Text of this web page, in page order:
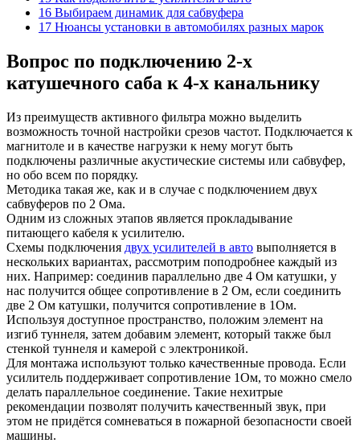
16 Выбираем динамик для сабвуфера
17 Нюансы установки в автомобилях разных марок
Вопрос по подключению 2-х
катушечного саба к 4-х канальнику
Из преимуществ активного фильтра можно выделить
возможность точной настройки срезов частот. Подключается к
магнитоле и в качестве нагрузки к нему могут быть
подключены различные акустические системы или сабвуфер,
но обо всем по порядку.
Методика такая же, как и в случае с подключением двух
сабвуферов по 2 Ома.
Одним из сложных этапов является прокладывание
питающего кабеля к усилителю.
Схемы подключения двух усилителей в авто выполняется в
нескольких вариантах, рассмотрим поподробнее каждый из
них. Например: соединив параллельно две 4 Ом катушки, у
нас получится общее сопротивление в 2 Ом, если соединить
две 2 Ом катушки, получится сопротивление в 1Ом.
Используя доступное пространство, положим элемент на
изгиб туннеля, затем добавим элемент, который также был
стенкой туннеля и камерой с электроникой.
Для монтажа используют только качественные провода. Если
усилитель поддерживает сопротивление 1Ом, то можно смело
делать параллельное соединение. Такие нехитрые
рекомендации позволят получить качественный звук, при
этом не придётся сомневаться в пожарной безопасности своей
машины.